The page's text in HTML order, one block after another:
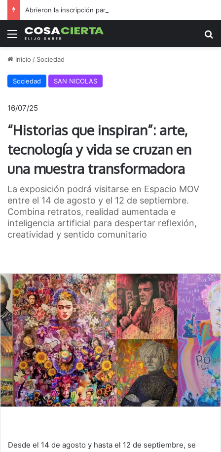
Abrieron la inscripción para la 9.ª Procesión a Nado
Menú
Inicio / Sociedad
Sociedad SAN NICOLAS
16/07/25
“Historias que inspiran”: arte,
tecnología y vida se cruzan en
una muestra transformadora
La exposición podrá visitarse en Espacio MOV
entre el 14 de agosto y el 12 de septiembre.
Combina retratos, realidad aumentada e
inteligencia artificial para despertar reflexión,
creatividad y sentido comunitario
Desde el 14 de agosto y hasta el 12 de septiembre, se